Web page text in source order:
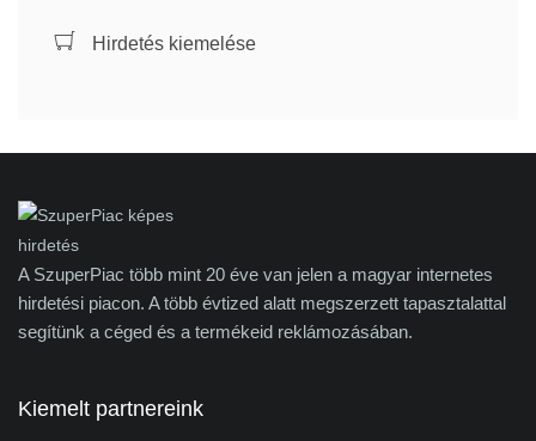
Hirdetés kiemelése
A SzuperPiac több mint 20 éve van jelen a magyar internetes
hirdetési piacon. A több évtized alatt megszerzett tapasztalattal
segítünk a céged és a termékeid reklámozásában.
Kiemelt partnereink